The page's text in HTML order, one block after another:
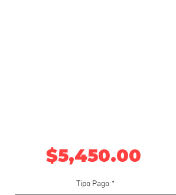
$5,450.00
Tipo Pago *